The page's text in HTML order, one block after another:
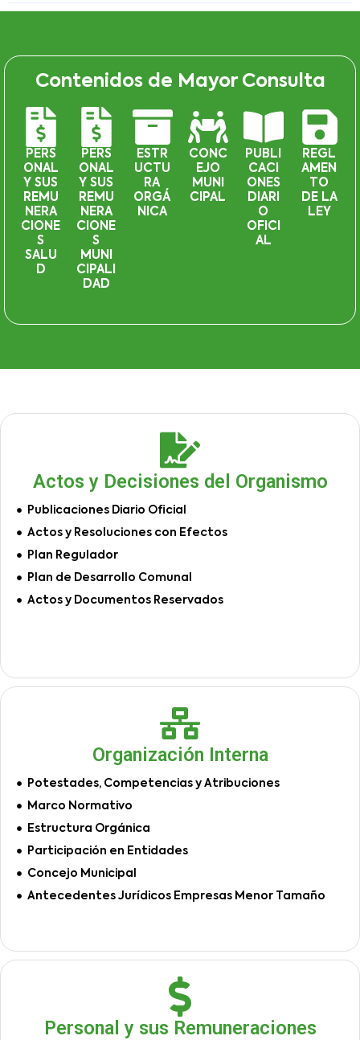
Contenidos de Mayor Consulta
PERS
ONAL
Y SUS
REMU
NERA
CIONE
S
SALU
D
PERS
ONAL
Y SUS
REMU
NERA
CIONE
S
MUNI
CIPALI
DAD
ESTR
UCTU
RA
ORGÁ
NICA
CONC
EJO
MUNI
CIPAL
PUBLI
CACI
ONES
DIARI
O
OFICI
AL
REGL
AMEN
TO
DE LA
LEY
Actos y Decisiones del Organismo
Publicaciones Diario Oficial
Actos y Resoluciones con Efectos
Plan Regulador
Plan de Desarrollo Comunal
Actos y Documentos Reservados
Organización Interna
Potestades, Competencias y Atribuciones
Marco Normativo
Estructura Orgánica
Participación en Entidades
Concejo Municipal
Antecedentes Jurídicos Empresas Menor Tamaño
Personal y sus Remuneraciones